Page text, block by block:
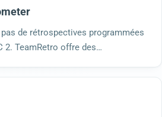
de rétrospectives programmées
2. TeamRetro offre des
SOC 2 de type 2.